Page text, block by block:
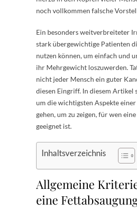
noch vollkommen falsche
Ein besonders weitverbreiteter
stark übergewichtige Patienten
nutzen können, um einfach und
ihr Mehrgewicht loszuwerden.
nicht jeder Mensch ein guter
diesen Eingriff. In diesem Artikel
um die wichtigsten Aspekte
gehen, um zu zeigen, für wen
geeignet ist.
Inhaltsverzeichnis
Allgemeine
eine